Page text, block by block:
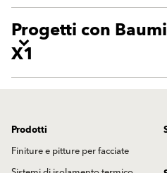
Progetti con
X1
Prodotti
Finiture e pitture per facciate